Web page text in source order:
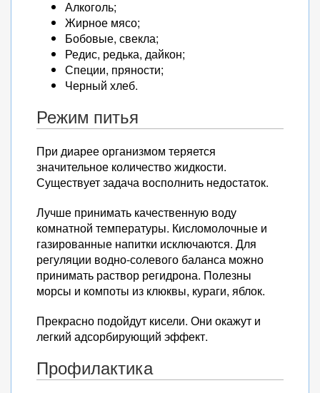
Алкоголь;
Жирное мясо;
Бобовые, свекла;
Редис, редька, дайкон;
Специи, пряности;
Черный хлеб.
Режим питья
При диарее организмом теряется
значительное количество жидкости.
Существует задача восполнить недостаток.
Лучше принимать качественную воду
комнатной температуры. Кисломолочные и
газированные напитки исключаются. Для
регуляции водно-солевого баланса можно
принимать раствор регидрона. Полезны
морсы и компоты из клюквы, кураги, яблок.
Прекрасно подойдут кисели. Они окажут и
легкий адсорбирующий эффект.
Профилактика